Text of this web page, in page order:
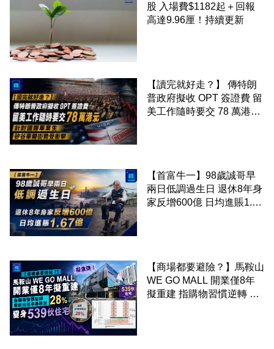
股 入場費$1182起＋回報
高達9.96厘！持續更新
【讀完就好走？】 傳特朗
普政府擬收 OPT 簽證費 留
美工作隨時要交 78 萬港元
【首富牛一】98歲誠哥早
兩日低調過生日 退休8年身
家反增600億 日均進賬1.67
【商場都要避險？】馬鞍山
WE GO MALL 開業僅8年
擬重建 指購物習慣逆轉 餐